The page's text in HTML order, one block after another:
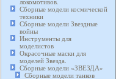
локомотивов.
Сборные модели космической
техники
Сборные модели Звездные
войны
Инструменты для
моделистов
Окрасочные маски для
моделей Звезда.
Сборные модели «ЗВЕЗДА»
Сборные модели танков